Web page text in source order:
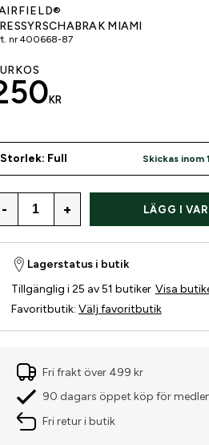
MIAMI
nr 400668-87
KR
Storlek: Full Skickas inom
- + LÄGG I
Lagerstatus i butik
Tillgänglig i 25 av 51 butiker Visa
Favoritbutik: Välj favoritbutik
Fri frakt över 499 kr
90 dagars öppet köp för
Fri retur i butik